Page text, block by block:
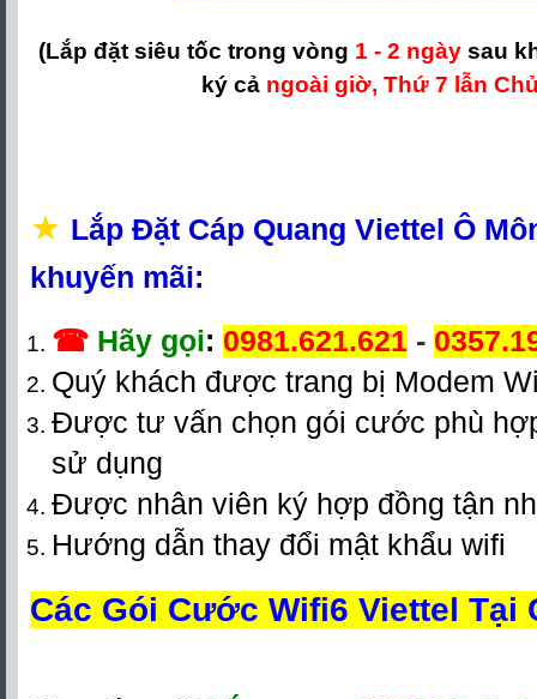
(Lắp đặt siêu tốc trong vòng 1 - 2 ngày sau
ký cả ngoài giờ, Thứ 7 lẫn
★ Lắp Đặt Cáp Quang Viettel Ô
khuyến mãi:
☎ Hãy gọi: 0981.621.621 -
Quý khách được trang bị Modem
Được tư vấn chọn gói cước phù
sử dụng
Được nhân viên ký hợp đồng tận
Hướng dẫn thay đổi mật khẩu wifi
Các Gói Cước Wifi6 Viettel Tại